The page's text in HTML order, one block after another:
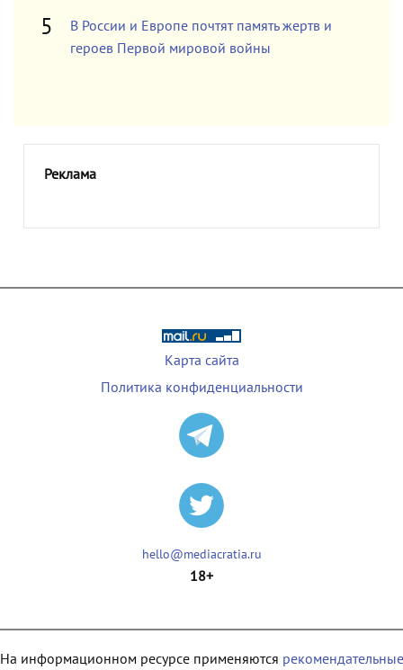
В России и Европе почтят память жертв и
героев Первой мировой войны
Реклама
Карта сайта
Политика конфиденциальности
hello@mediacratia.ru
18+
На информационном ресурсе применяются рекомендательные